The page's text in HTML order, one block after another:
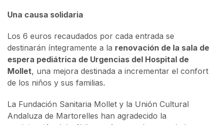
Una causa solidaria
Los 6 euros recaudados por cada entrada se
destinarán íntegramente a la renovación de la sala de
espera pediátrica de Urgencias del Hospital de
Mollet, una mejora destinada a incrementar el confort
de los niños y sus familias.
La Fundación Sanitaria Mollet y la Unión Cultural
Andaluza de Martorelles han agradecido la